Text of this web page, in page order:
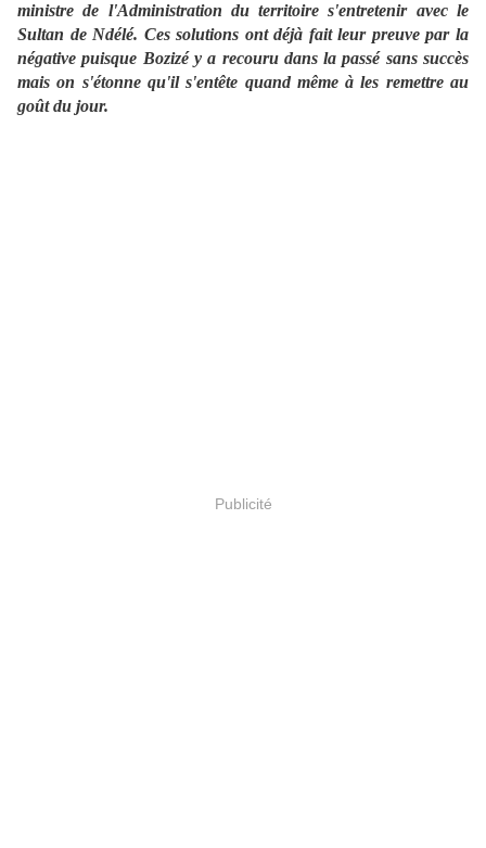
ministre de l'Administration du territoire s'entretenir avec le
Sultan de Ndélé. Ces solutions ont déjà fait leur preuve par la
négative puisque Bozizé y a recouru dans la passé sans succès
mais on s'étonne qu'il s'entête quand même à les remettre au
goût du jour.
Publicité